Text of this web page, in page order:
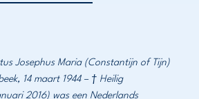
Josephus Maria (Constantijn of Tijn)
14 maart 1944 – † Heilig
2016) was een Nederlands